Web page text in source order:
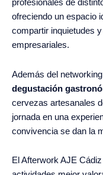
profesionales de
ofreciendo un espacio
compartir inquietudes
empresariales.
Además del
degustación
cervezas artesanales
jornada en una
convivencia se dan la
El Afterwork AJE